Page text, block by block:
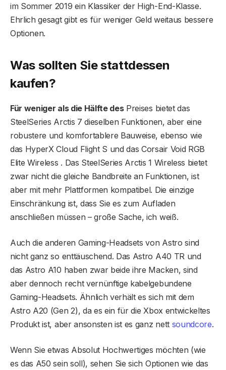
im Sommer 2019 ein Klassiker der High-End-Klasse.
Ehrlich gesagt gibt es für weniger Geld weitaus bessere
Optionen.
Was sollten Sie stattdessen
kaufen?
Für weniger als die Hälfte desPreises bietet das
SteelSeries Arctis 7 dieselben Funktionen, aber eine
robustere und komfortablere Bauweise, ebenso wie
das HyperX Cloud Flight S und das Corsair Void RGB
Elite Wireless . Das SteelSeries Arctis 1 Wireless bietet
zwar nicht die gleiche Bandbreite an Funktionen, ist
aber mit mehr Plattformen kompatibel. Die einzige
Einschränkung ist, dass Sie es zum Aufladen
anschließen müssen – große Sache, ich weiß.
Auch die anderen Gaming-Headsets von Astro sind
nicht ganz so enttäuschend. Das Astro A40 TR und
das Astro A10 haben zwar beide ihre Macken, sind
aber dennoch recht vernünftige kabelgebundene
Gaming-Headsets. Ähnlich verhält es sich mit dem
Astro A20 (Gen 2), da es ein für die Xbox entwickeltes
Produkt ist, aber ansonsten ist es ganz nett soundcore.
Wenn Sie etwas Absolut Hochwertiges möchten (wie
es das A50 sein soll), sehen Sie sich Optionen wie das